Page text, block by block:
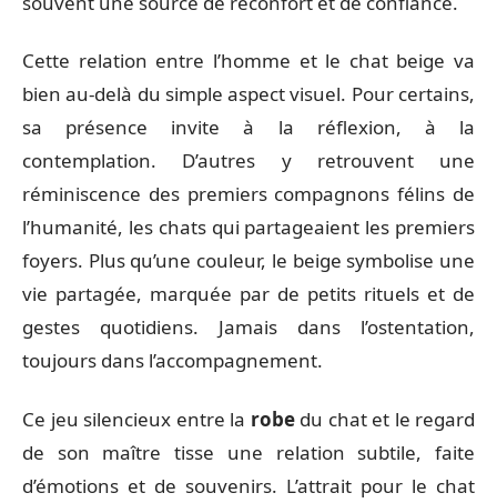
Cette relation entre l’homme et le chat beige va
bien au-delà du simple aspect visuel. Pour certains,
sa présence invite à la réflexion, à la
contemplation. D’autres y retrouvent une
réminiscence des premiers compagnons félins de
l’humanité, les chats qui partageaient les premiers
foyers. Plus qu’une couleur, le beige symbolise une
vie partagée, marquée par de petits rituels et de
gestes quotidiens. Jamais dans l’ostentation,
toujours dans l’accompagnement.
Ce jeu silencieux entre la robedu chat et le regard
de son maître tisse une relation subtile, faite
d’émotions et de souvenirs. L’attrait pour le chat